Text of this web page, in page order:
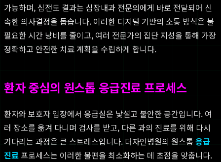
가능하며, 심전도 결과는 심장내과 전문의에게 바로 전달되어 신
속한 의사결정을 돕습니다. 이러한 디지털 기반의 소통 방식은 불
필요한 시간 낭비를 줄이고, 여러 전문가의 집단 지성을 통해 가장
정확하고 안전한 치료 계획을 수립하게 합니다.
환자 중심의 원스톱 응급진료 프로세스
환자와 보호자 입장에서 응급실은 낯설고 불안한 공간입니다. 여
러 장소를 옮겨 다니며 검사를 받고, 다른 과의 진료를 위해 다시
기다리는 과정은 큰 스트레스입니다. 더자인병원의 원스톱 응급
진료프로세스는 이러한 불편을 최소화하는 데 초점을 맞춥니다.